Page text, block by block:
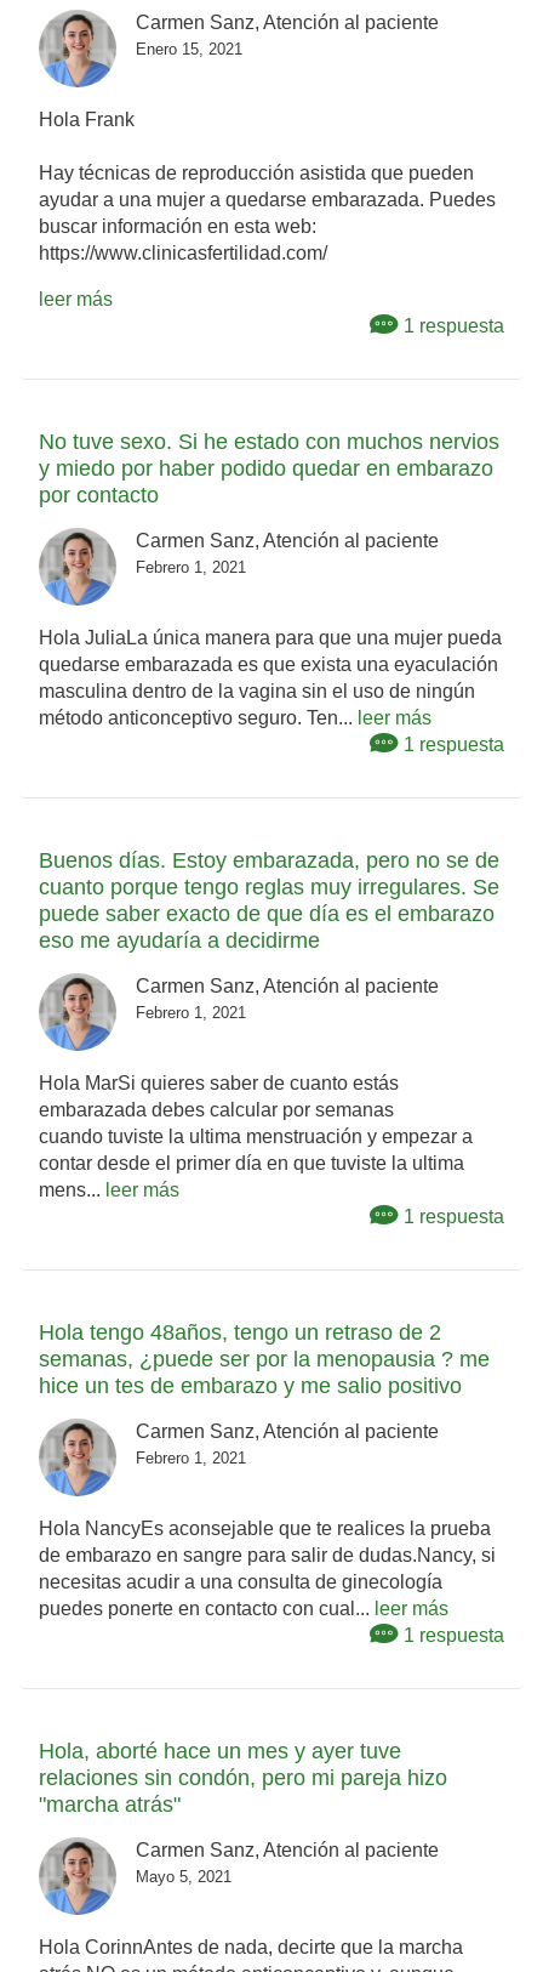
Carmen Sanz, Atención al paciente
Enero 15, 2021
Hola Frank
Hay técnicas de reproducción asistida que pueden
ayudar a una mujer a quedarse embarazada. Puedes
buscar información en esta web:
https://www.clinicasfertilidad.com/
leer más
1 respuesta
No tuve sexo. Si he estado con muchos nervios
y miedo por haber podido quedar en embarazo
por contacto
Carmen Sanz, Atención al paciente
Febrero 1, 2021
Hola JuliaLa única manera para que una mujer pueda
quedarse embarazada es que exista una eyaculación
masculina dentro de la vagina sin el uso de ningún
método anticonceptivo seguro. Ten... leer más
1 respuesta
Buenos días. Estoy embarazada, pero no se de
cuanto porque tengo reglas muy irregulares. Se
puede saber exacto de que día es el embarazo
eso me ayudaría a decidirme
Carmen Sanz, Atención al paciente
Febrero 1, 2021
Hola MarSi quieres saber de cuanto estás
embarazada debes calcular por semanas
cuando tuviste la ultima menstruación y empezar a
contar desde el primer día en que tuviste la ultima
mens... leer más
1 respuesta
Hola tengo 48años, tengo un retraso de 2
semanas, ¿puede ser por la menopausia ? me
hice un tes de embarazo y me salio positivo
Carmen Sanz, Atención al paciente
Febrero 1, 2021
Hola NancyEs aconsejable que te realices la prueba
de embarazo en sangre para salir de dudas.Nancy, si
necesitas acudir a una consulta de ginecología
puedes ponerte en contacto con cual... leer más
1 respuesta
Hola, aborté hace un mes y ayer tuve
relaciones sin condón, pero mi pareja hizo
"marcha atrás"
Carmen Sanz, Atención al paciente
Mayo 5, 2021
Hola CorinnAntes de nada, decirte que la marcha